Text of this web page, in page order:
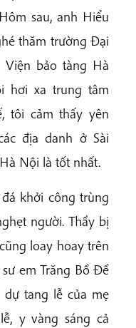
sau, anh Hiểu
thăm trường Đại
bảo tàng Hà
hơi xa trung tâm
tôi cảm thấy yên
địa danh ở Sài
Nội là tốt nhất.
khởi công trùng
người. Thầy bị
loay hoay trên
em Trăng Bồ Đề
tang lễ của mẹ
y vàng sáng cả